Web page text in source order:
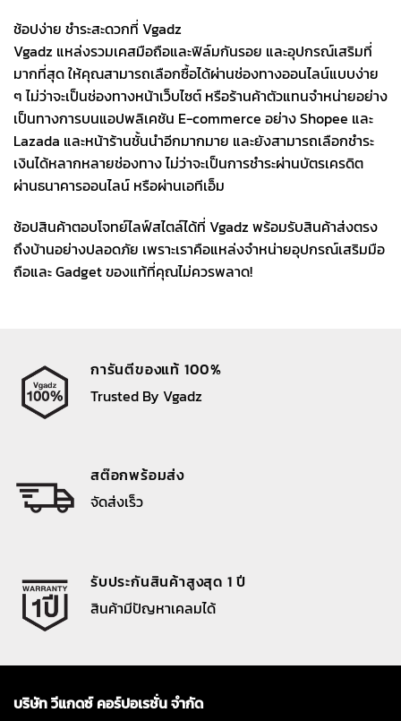
ช้อปง่าย ชำระสะดวกที่ Vgadz
Vgadz แหล่งรวมเคสมือถือและฟิล์มกันรอย และอุปกรณ์เสริมที่
มากที่สุด ให้คุณสามารถเลือกซื้อได้ผ่านช่องทางออนไลน์แบบง่าย
ๆ ไม่ว่าจะเป็นช่องทางหน้าเว็บไซต์ หรือร้านค้าตัวแทนจำหน่ายอย่าง
เป็นทางการบนแอปพลิเคชัน E-commerce อย่าง Shopee และ
Lazada และหน้าร้านชั้นนำอีกมากมาย และยังสามารถเลือกชำระ
เงินได้หลากหลายช่องทาง ไม่ว่าจะเป็นการชำระผ่านบัตรเครดิต
ผ่านธนาคารออนไลน์ หรือผ่านเอทีเอ็ม
ช้อปสินค้าตอบโจทย์ไลฟ์สไตล์ได้ที่ Vgadz พร้อมรับสินค้าส่งตรง
ถึงบ้านอย่างปลอดภัย เพราะเราคือแหล่งจำหน่ายอุปกรณ์เสริมมือ
ถือและ Gadget ของแท้ที่คุณไม่ควรพลาด!
การันตีของแท้ 100%
Trusted By Vgadz
สต๊อกพร้อมส่ง
จัดส่งเร็ว
รับประกันสินค้าสูงสุด 1 ปี
สินค้ามีปัญหาเคลมได้
บริษัท วีแกดซ์ คอร์ปอเรชั่น จำกัด